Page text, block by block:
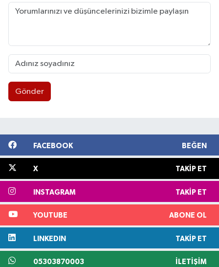
Gönder
FACEBOOK BEĞEN
X TAKIP ET
INSTAGRAM TAKIP ET
YOUTUBE ABONE OL
LINKEDIN TAKIP ET
05303870003 İLETIŞIM